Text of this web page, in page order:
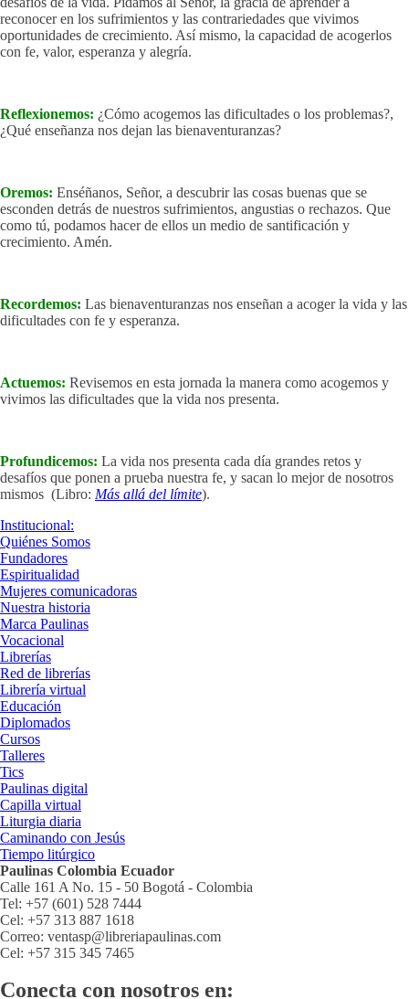
reconocer en los sufrimientos y las contrariedades que vivimos
oportunidades de crecimiento. Así mismo, la capacidad de acogerlos
con fe, valor, esperanza y alegría.
Reflexionemos: ¿Cómo acogemos las dificultades o los problemas?,
¿Qué enseñanza nos dejan las bienaventuranzas?
Oremos: Enséñanos, Señor, a descubrir las cosas buenas que se
esconden detrás de nuestros sufrimientos, angustias o rechazos. Que
como tú, podamos hacer de ellos un medio de santificación y
crecimiento. Amén.
Recordemos: Las bienaventuranzas nos enseñan a acoger la vida y las
dificultades con fe y esperanza.
Actuemos: Revisemos en esta jornada la manera como acogemos y
vivimos las dificultades que la vida nos presenta.
Profundicemos: La vida nos presenta cada día grandes retos y
desafíos que ponen a prueba nuestra fe, y sacan lo mejor de nosotros
mismos (Libro: Más allá del límite).
Institucional:
Quiénes Somos
Fundadores
Espiritualidad
Mujeres comunicadoras
Nuestra historia
Marca Paulinas
Vocacional
Librerías
Red de librerías
Librería virtual
Educación
Diplomados
Cursos
Talleres
Tics
Paulinas digital
Capilla virtual
Liturgia diaria
Caminando con Jesús
Tiempo litúrgico
Paulinas Colombia Ecuador
Calle 161 A No. 15 - 50 Bogotá - Colombia
Tel: +57 (601) 528 7444
Cel: +57 313 887 1618
Correo: ventasp@libreriapaulinas.com
Cel: +57 315 345 7465
Conecta con nosotros en: